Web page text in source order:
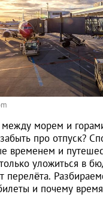
морем и
про отпуск?
временем и
уложиться в
перелёта.
и почему